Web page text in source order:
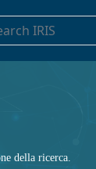
della ricerca.